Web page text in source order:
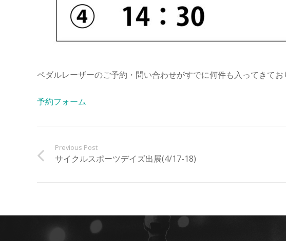
ペダルレーザーのご予約・問い合わせがすでに何件も入ってきて
予約フォーム
Previous Post
サイクルスポーツデイズ出展(4/17-18)